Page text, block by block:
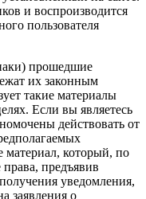
и воспроизводится
пользователя
прошедшие
их законным
такие материалы
Если вы являетесь
действовать от
материал, который, по
предъявив
уведомления,
заявления о